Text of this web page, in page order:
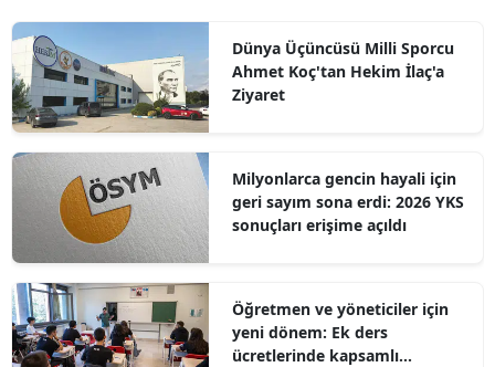
Dünya Üçüncüsü Milli Sporcu
Ahmet Koç'tan Hekim İlaç'a
Ziyaret
Milyonlarca gencin hayali için
geri sayım sona erdi: 2026 YKS
sonuçları erişime açıldı
Öğretmen ve yöneticiler için
yeni dönem: Ek ders
ücretlerinde kapsamlı